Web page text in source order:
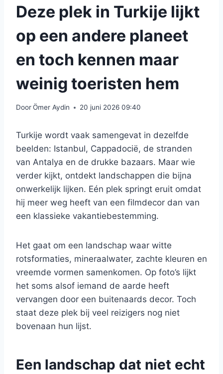
Deze plek in Turkije lijkt
op een andere planeet
en toch kennen maar
weinig toeristen hem
DoorÖmer Aydin 20 juni 2026 09:40
Turkije wordt vaak samengevat in dezelfde
beelden: Istanbul, Cappadocië, de stranden
van Antalya en de drukke bazaars. Maar wie
verder kijkt, ontdekt landschappen die bijna
onwerkelijk lijken. Eén plek springt eruit omdat
hij meer weg heeft van een filmdecor dan van
een klassieke vakantiebestemming.
Het gaat om een landschap waar witte
rotsformaties, mineraalwater, zachte kleuren en
vreemde vormen samenkomen. Op foto’s lijkt
het soms alsof iemand de aarde heeft
vervangen door een buitenaards decor. Toch
staat deze plek bij veel reizigers nog niet
bovenaan hun lijst.
Een landschap dat niet echt